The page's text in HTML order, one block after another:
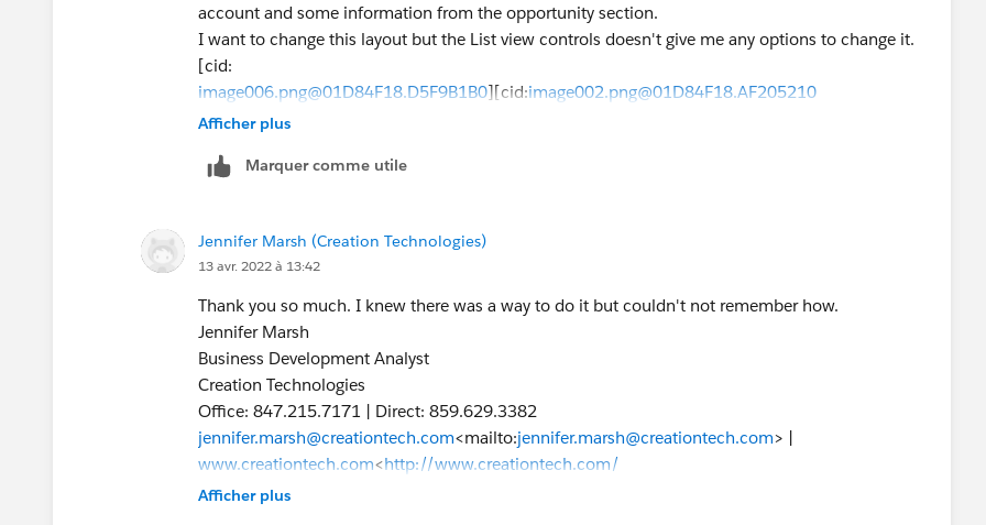
account and some information from the opportunity section.
I want to change this layout but the List view controls doesn't give me any options to change it.
[cid:
image006.png@01D84F18.D5F9B1B0][cid:image002.png@01D84F18.AF205210
]
image007.jpg@01D84F18.D5F9B1B0
Business Development Analyst
Creation Technologies
Office: 847.215.7171 | Direct: 859.629.3382
jennifer.marsh@creationtech.com
www.creationtech.com <http://www.creationtech.com/
>
Take care of yourself and others. Creation COVID-19 Response<
https://www.creationtech.com/covid19-response/>
Afficher plus
Marquer comme utile
Jennifer Marsh (Creation Technologies)
13 avr. 2022 à 13:42
Thank you so much. I knew there was a way to do it but couldn't not remember how.
Jennifer Marsh
Business Development Analyst
Creation Technologies
Office: 847.215.7171 | Direct: 859.629.3382
jennifer.marsh@creationtech.com<mailto:jennifer.marsh@creationtech.com> |
www.creationtech.com<http://www.creationtech.com/
>
Afficher plus